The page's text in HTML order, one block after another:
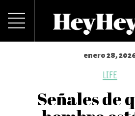
enero 28,
LIFE
Señales de